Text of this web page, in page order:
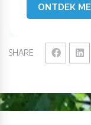
SHARE
ONTDEK